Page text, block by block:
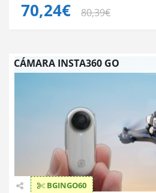
70,24€ 80,39€
CÁMARA INSTA360 GO
BGINGO60